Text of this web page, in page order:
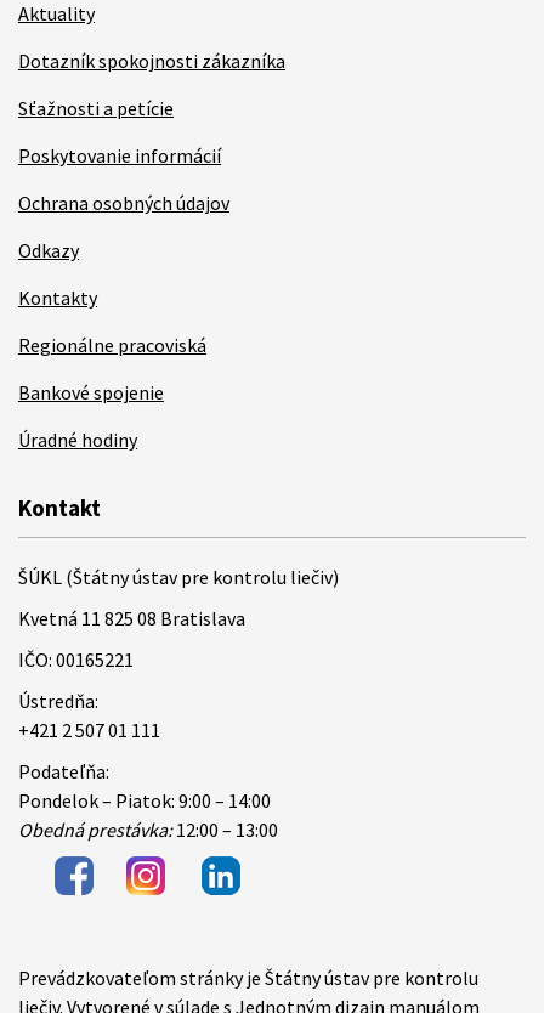
Aktuality
Dotazník spokojnosti zákazníka
Sťažnosti a petície
Poskytovanie informácií
Ochrana osobných údajov
Odkazy
Kontakty
Regionálne pracoviská
Bankové spojenie
Úradné hodiny
Kontakt
ŠÚKL (Štátny ústav pre kontrolu liečiv)
Kvetná 11 825 08 Bratislava
IČO: 00165221
Ústredňa:
+421 2 507 01 111
Podateľňa:
Pondelok – Piatok: 9:00 – 14:00
Obedná prestávka:12:00 – 13:00
Items
Prevádzkovateľom stránky je Štátny ústav pre kontrolu
liečiv. Vytvorené v súlade s Jednotným dizajn manuálom